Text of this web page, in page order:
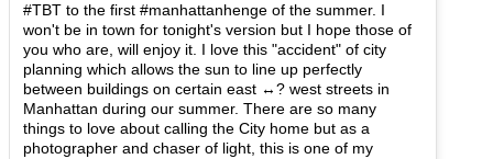
#TBT to the first #manhattanhenge of the summer. I
won't be in town for tonight's version but I hope those of
you who are, will enjoy it. I love this "accident" of city
planning which allows the sun to line up perfectly
between buildings on certain east ↔? west streets in
Manhattan during our summer. There are so many
things to love about calling the City home but as a
photographer and chaser of light, this is one of my